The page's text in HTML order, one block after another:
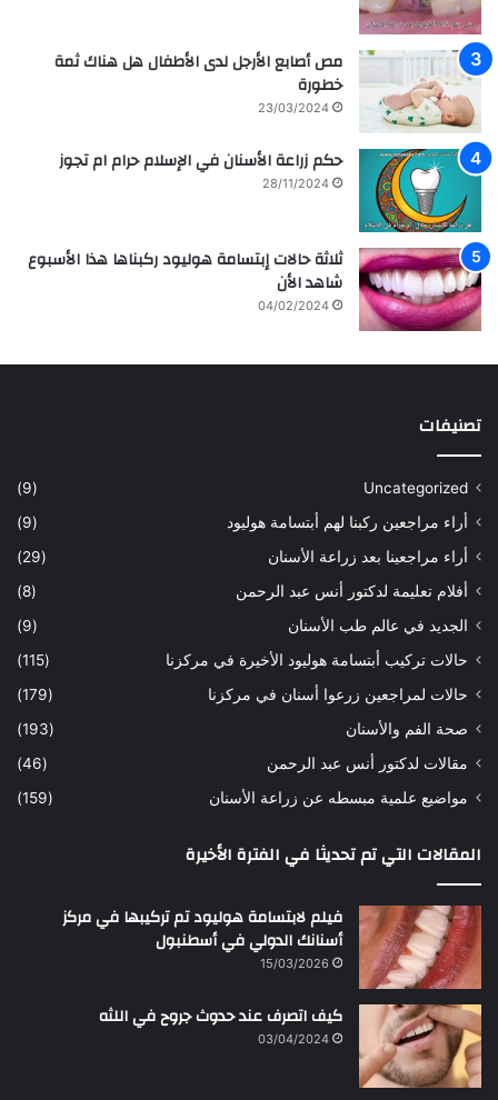
مص أصابع الأرجل لدى الأطفال هل هناك ثمة
خطورة
23/03/2024
حكم زراعة الأسنان في الإسلام حرام ام تجوز
28/11/2024
ثلاثة حالات إبتسامة هوليود ركبناها هذا الأسبوع
شاهد الأن
04/02/2024
تصنيفات
Uncategorized
(9)
أراء مراجعين ركبنا لهم أبتسامة هوليود
(9)
أراء مراجعينا بعد زراعة الأسنان
(29)
أفلام تعليمة لدكتور أنس عبد الرحمن
(8)
الجديد في عالم طب الأسنان
(9)
حالات تركيب أبتسامة هوليود الأخيرة في مركزنا
(115)
حالات لمراجعين زرعوا أسنان في مركزنا
(179)
صحة الفم والأسنان
(193)
مقالات لدكتور أنس عبد الرحمن
(46)
مواضيع علمية مبسطه عن زراعة الأسنان
(159)
المقالات التي تم تحديثا في الفترة الأخيرة
فيلم لابتسامة هوليود تم تركيبها في مركز
أسنانك الدولي في أسطنبول
15/03/2026
كيف اتصرف عند حدوث جروح في اللثه
03/04/2024